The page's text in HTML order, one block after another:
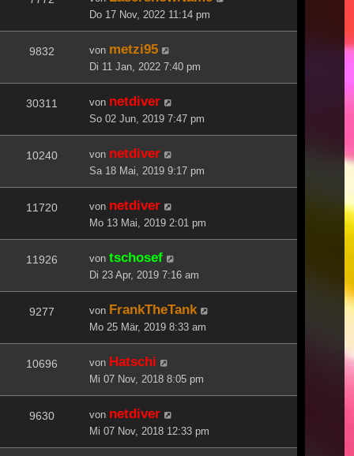
Do 17 Nov, 2022 11:14 pm
9832 von metzi95
Di 11 Jan, 2022 7:40 pm
30311 von netdiver
So 02 Jun, 2019 7:47 pm
10240 von netdiver
Sa 18 Mai, 2019 9:17 pm
11720 von netdiver
Mo 13 Mai, 2019 2:01 pm
11926 von tschosef
Di 23 Apr, 2019 7:16 am
9277 von FrankTheTank
Mo 25 Mär, 2019 8:33 am
10696 von Hatschi
Mi 07 Nov, 2018 8:05 pm
9630 von netdiver
Mi 07 Nov, 2018 12:33 pm